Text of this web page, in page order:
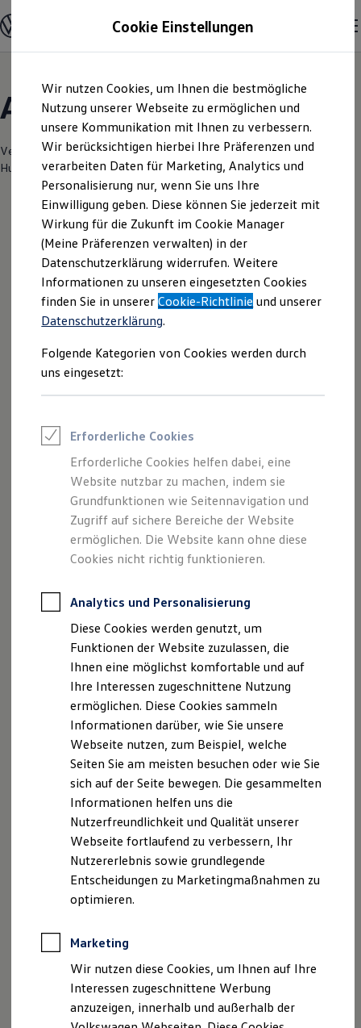
Hauptinhalt
springen
Footer
springen
Modelle & Konfigurator
Nutzfahrzeugkategorien entdecken
Modelle konfigurieren
Vorgängermodelle und Oldtimer
Vorgängermodelle
Oldtimer
Bulli Historie
Branchenlösungen & Gewerbekunden
Umbaulösungen und Hersteller finden
Auf- und Umbauten entdecken & konfigurieren
Groß- und Sonderkunden
Großkunden
Kommunen & Behörden
Journalisten
Sportvereine
Branchenlösungen
Bau & Handwerk
Gewerbliche Personenbeförderung
Service & mobile Werkstätten
Kurier, Logistik & Handel
Kühlfahrzeuge
Feuerwehr
ONE Business ID Vorteile
Fahrzeuge online kaufen
Digitaler Marktplatz
Kauf & Finanzierung
Online-Fahrzeugbewertung
Aktionen & Angebote
E-Auto-Förderung
Für Privatkunden
Für Gewerbekunden
Profi Paket
ProfiPartner für Gebrauchtwagen
Finanzierung
Für Privatkunden
Für Gewerbekunden
Leasing
Für Privatkunden
Für Gewerbekunden
Versicherungen & Garantien
Garantien
Kfz-Versicherung für Nutzfahrzeuge
Restschuldversicherung
Wartungsverträge
Besitzer & Service
Reparatur & Service
Sommer-Special
Reparatur, Pflege & Inspektion
Servicetermin anfragen
Service-Vorteile bei Volkswagen Nutzfahrzeuge
ServicePlus
Economy Service
Räder & Reifen Service
Notdienst und Pannenhilfe
Software, Konnektivität & Apps
California App
VW Connect für Ihren ID. Buzz
VW Connect für Ihren Transporter/Caravelle
VW Connect für Ihren Amarok
VW Connect für andere Modelle
Angebote & Über uns
Verantwortlich für die Inhalte auf dieser Seite ist die Autohaus
Huttenstraße GmbH (Impressum & Rechtliches )
Leider haben wir im Moment keine
aktuellen Angebote
Ihre nächsten
Probefahrt
Beratung
Angebote
Servicetermin anfragen
IhreAnsprechpartner
+49 345 48230
Jens Clasen
Cookie Einstellungen
Wir nutzen Cookies, um Ihnen die bestmögliche
Nutzung unserer Webseite zu ermöglichen und
unsere Kommunikation mit Ihnen zu verbessern.
Wir berücksichtigen hierbei Ihre Präferenzen und
verarbeiten Daten für Marketing, Analytics und
Personalisierung nur, wenn Sie uns Ihre
Einwilligung geben. Diese können Sie jederzeit mit
Wirkung für die Zukunft im Cookie Manager
(Meine Präferenzen verwalten) in der
Datenschutzerklärung widerrufen. Weitere
Informationen zu unseren eingesetzten Cookies
finden Sie in unsererCookie-Richtlinie und unserer
Datenschutzerklärung.
Folgende Kategorien von Cookies werden durch
uns eingesetzt:
Erforderliche Cookies
Erforderliche Cookies helfen dabei, eine
Website nutzbar zu machen, indem sie
Grundfunktionen wie Seitennavigation und
Zugriff auf sichere Bereiche der Website
ermöglichen. Die Website kann ohne diese
Cookies nicht richtig funktionieren.
Analytics und Personalisierung
Diese Cookies werden genutzt, um
Funktionen der Website zuzulassen, die
Ihnen eine möglichst komfortable und auf
Ihre Interessen zugeschnittene Nutzung
ermöglichen. Diese Cookies sammeln
Informationen darüber, wie Sie unsere
Webseite nutzen, zum Beispiel, welche
Seiten Sie am meisten besuchen oder wie Sie
sich auf der Seite bewegen. Die gesammelten
Informationen helfen uns die
Nutzerfreundlichkeit und Qualität unserer
Webseite fortlaufend zu verbessern, Ihr
Nutzererlebnis sowie grundlegende
Entscheidungen zu Marketingmaßnahmen zu
optimieren.
Marketing
Wir nutzen diese Cookies, um Ihnen auf Ihre
Interessen zugeschnittene Werbung
anzuzeigen, innerhalb und außerhalb der